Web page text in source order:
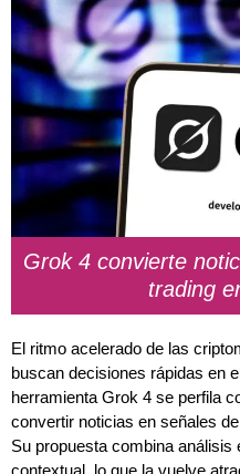
Grok 4 convierte
trading
El ritmo acelerado de las
buscan decisiones rápidas en
herramienta Grok 4 se perfila
convertir noticias en señales
Su propuesta combina análisis
contextual, lo que la vuelve